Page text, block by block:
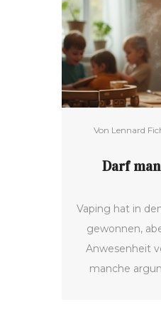
Von Lennard
Darf
Vaping hat in
gewonnen,
Anwesenheit
manche